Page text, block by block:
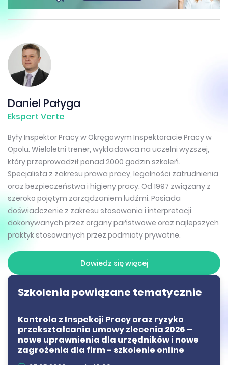
Daniel Pałyga
Ekspert Verte
Były Inspektor Pracy w Okręgowym Inspektoracie Pracy w
Opolu. Wieloletni trener, wykładowca na uczelni wyższej,
który przeprowadził ponad 2000 godzin szkoleń.
Specjalista z zakresu prawa pracy, legalności zatrudnienia
oraz bezpieczeństwa i higieny pracy. Od 1997 związany z
szeroko pojętym zarządzaniem ludźmi. Posiada
doświadczenie z zakresu stosowania i interpretacji
dokonywanych przez organy państwowe oraz najlepszych
praktyk stosowanych przez podmioty prywatne.
Dowiedz się więcej
Szkolenia powiązane tematycznie
Kontrola z Inspekcji Pracy oraz ryzyko
przekształcania umowy zlecenia 2026 –
nowe uprawnienia dla urzędników i nowe
zagrożenia dla firm - szkolenie online